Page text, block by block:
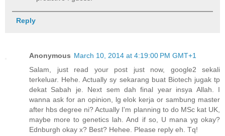
Reply
Anonymous March 10, 2014 at 4:19:00 PM GMT+1
Salam, just read your post just now, google2 sekali
terkeluar. Hehe. Actually sy sekarang buat Biotech jugak tp
dekat Sabah je. Next sem dah final year insya Allah. I
wanna ask for an opinion, lg elok kerja or sambung master
after hbs degree ni? Actually I'm planning to do MSc kat UK,
maybe more to genetics lah. And if so, U mana yg okay?
Ednburgh okay x? Best? Hehee. Please reply eh. Tq!